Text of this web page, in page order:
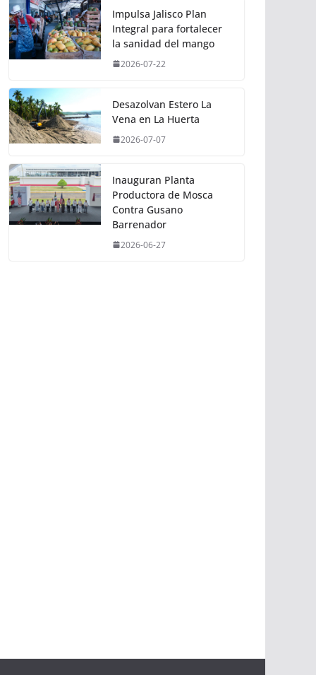
Impulsa Jalisco Plan
Integral para fortalecer
la sanidad del mango
2026-07-22
Desazolvan Estero La
Vena en La Huerta
2026-07-07
Inauguran Planta
Productora de Mosca
Contra Gusano
Barrenador
2026-06-27